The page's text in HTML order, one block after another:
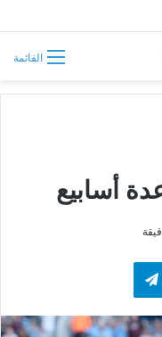
القائمة
أسابيع
تيلقرام